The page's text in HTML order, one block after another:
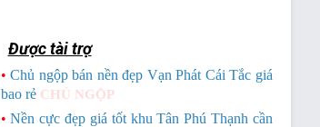
Được tài trợ
•Chủ ngộp bán nền đẹp Vạn Phát Cái Tắc giá
bao rẻ CHỦ NGỘP
•Nền cực đẹp giá tốt khu Tân Phú Thạnh cần